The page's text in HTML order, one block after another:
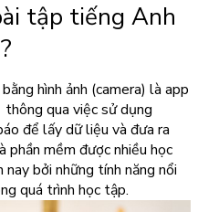
tập tiếng Anh
bằng hình ảnh (camera) là app
qua việc sử dụng
để lấy dữ liệu và đưa ra
phần mềm được nhiều học
nay bởi những tính năng nổi
quá trình học tập.